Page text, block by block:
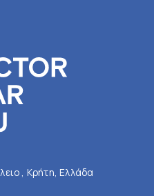
, Κρήτη, Ελλάδα